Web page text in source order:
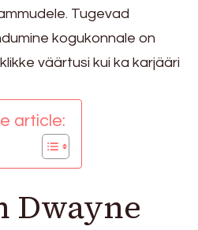
Tugevad
kogukonnale on
väärtusi kui ka karjääri
article:
Dwayne